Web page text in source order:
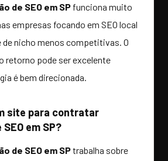
de SEO em SP funciona muito
empresas focando em SEO local
de nicho menos competitivas. O
retorno pode ser excelente
é bem direcionada.
site para contratar
em SP?
de SEO em SPtrabalha sobre